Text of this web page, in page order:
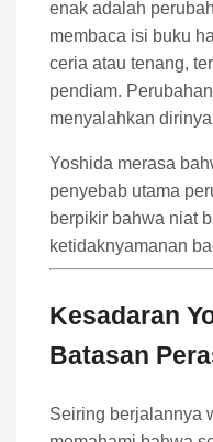
enak adalah
membaca isi buku
ceria atau tenang,
pendiam.
menyalahkan
Yoshida merasa
penyebab utama
berpikir bahwa niat
ketidaknyamanan
Kesadaran
Batasan
Seiring berjalannya